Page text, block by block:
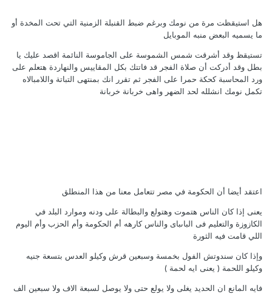
هل استيقظت مرة من نومك وبرغم ضبط القنبلة الزمنية التي تحت المخدة أو
ما يسميه البعض منبه الموبايل
تستيقظ وقد أشرقت شمس الشموسة على الجاموسة النائمة اقصد عليك يا
بطل وقد أدركت أن صلاة الفجر قد فاتتك بكل المقاييس والنهاردة هتعلم على
ورد المحاسبة كحكة حمرا على الفجر ثم تقرر انك بمنتهى التباتة واللامبالاه
تكمل نومك انشلله لحد الضهر واهى خربانة خربانة
اعتقد أيضا أن الحكومة في مصر تتعامل معنا من هذا المنطلق
يعنى إذا كان الناس هتموت وهتولع والبطالة على ودنه وموارد البلد في
الكازوزة والتعليم فى الباىباى والناس كارهه أم الحكومة وأم الحزب وأم اليوم
اللي قامت فيه الثورة
وإذا كان سندوتش الفول بخمسة وسبعين قرش وكيلو العدس بتسعة جنيه
وكيلو اللحمة ( يعنى ايه لحمة )
فايه المانع ان الحديد يغلى ولا يولع حتى ولا يوصل لسبعة الاف ولا سبعين الف